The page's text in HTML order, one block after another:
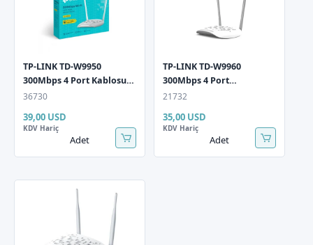
TP-LINK TD-W9950
300Mbps 4 Port Kablosuz
2x5dBi Anten ADSL2+/
36730
39,00 USD
KDV Hariç
Adet
TP-LINK TD-W9960
300Mbps 4 Port
VDSL/ADSL Modem 2x5dBi
21732
35,00 USD
KDV Hariç
Adet